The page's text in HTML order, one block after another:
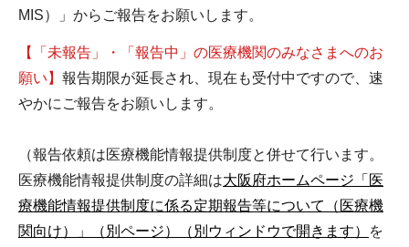
MIS）」からご報告をお願いします。
【「未報告」・「報告中」の医療機関のみなさまへのお
願い】 報告期限が延長され、現在も受付中ですので、速
やかにご報告をお願いします。
（報告依頼は医療機能情報提供制度と併せて行います。
医療機能情報提供制度の詳細は大阪府ホームページ「医
療機能情報提供制度に係る定期報告等について（医療機
関向け）」（別ページ）（別ウィンドウで開きます）
を